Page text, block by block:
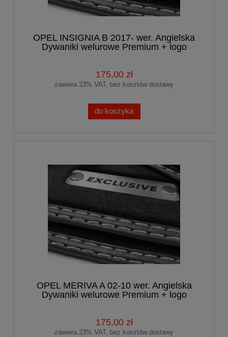
OPEL INSIGNIA B 2017- wer. Angielska
Dywaniki welurowe Premium + logo
175,00 zł
zawiera 23% VAT, bez kosztów dostawy
do koszyka
OPEL MERIVA A 02-10 wer. Angielska
Dywaniki welurowe Premium + logo
175,00 zł
zawiera 23% VAT, bez kosztów dostawy